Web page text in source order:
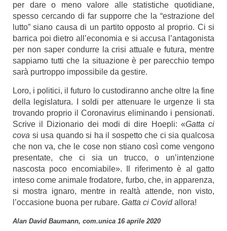
per dare o meno valore alle statistiche quotidiane,
spesso cercando di far supporre che la “estrazione del
lutto” siano causa di un partito opposto al proprio. Ci si
barrica poi dietro all’economia e si accusa l’antagonista
per non saper condurre la crisi attuale e futura, mentre
sappiamo tutti che la situazione è per parecchio tempo
sarà purtroppo impossibile da gestire.
Loro, i politici, il futuro lo custodiranno anche oltre la fine
della legislatura. I soldi per attenuare le urgenze li sta
trovando proprio il Coronavirus eliminando i pensionati.
Scrive il Dizionario dei modi di dire Hoepli: «Gatta ci
cova si usa quando si ha il sospetto che ci sia qualcosa
che non va, che le cose non stiano così come vengono
presentate, che ci sia un trucco, o un’intenzione
nascosta poco encomiabile». Il riferimento è al gatto
inteso come animale frodatore, furbo, che, in apparenza,
si mostra ignaro, mentre in realtà attende, non visto,
l’occasione buona per rubare. Gatta ci Covidallora!
Alan Davìd Baumann, com.unica 16 aprile 2020